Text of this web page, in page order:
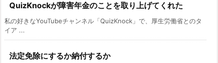
QuizKnockが障害年金のことを取り上げてくれた
私の好きなYouTubeチャンネル「QuizKnock」で、厚生労働省とのタ
イア ...
法定免除にするか納付するか